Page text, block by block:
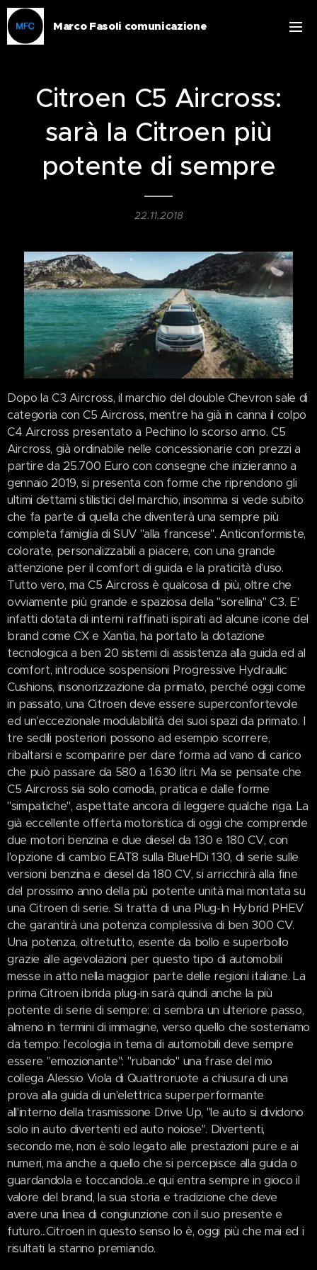
Marco Fasoli comunicazione
Citroen C5 Aircross:
sarà la Citroen più
potente di sempre
22.11.2018
Dopo la C3 Aircross, il marchio del double Chevron sale di
categoria con C5 Aircross, mentre ha già in canna il colpo
C4 Aircross presentato a Pechino lo scorso anno. C5
Aircross, già ordinabile nelle concessionarie con prezzi a
partire da 25.700 Euro con consegne che inizieranno a
gennaio 2019, si presenta con forme che riprendono gli
ultimi dettami stilistici del marchio, insomma si vede subito
che fa parte di quella che diventerà una sempre più
completa famiglia di SUV "alla francese". Anticonformiste,
colorate, personalizzabili a piacere, con una grande
attenzione per il comfort di guida e la praticità d'uso.
Tutto vero, ma C5 Aircross è qualcosa di più, oltre che
ovviamente più grande e spaziosa della "sorellina" C3. E'
infatti dotata di interni raffinati ispirati ad alcune icone del
brand come CX e Xantia, ha portato la dotazione
tecnologica a ben 20 sistemi di assistenza alla guida ed al
comfort, introduce sospensioni Progressive Hydraulic
Cushions, insonorizzazione da primato, perché oggi come
in passato, una Citroen deve essere superconfortevole
ed un'eccezionale modulabilità dei suoi spazi da primato. I
tre sedili posteriori possono ad esempio scorrere,
ribaltarsi e scomparire per dare forma ad vano di carico
che può passare da 580 a 1.630 litri. Ma se pensate che
C5 Aircross sia solo comoda, pratica e dalle forme
"simpatiche", aspettate ancora di leggere qualche riga. La
già eccellente offerta motoristica di oggi che comprende
due motori benzina e due diesel da 130 e 180 CV, con
l'opzione di cambio EAT8 sulla BlueHDi 130, di serie sulle
versioni benzina e diesel da 180 CV, si arricchirà alla fine
del prossimo anno della più potente unità mai montata su
una Citroen di serie. Si tratta di una Plug-In Hybrid PHEV
che garantirà una potenza complessiva di ben 300 CV.
Una potenza, oltretutto, esente da bollo e superbollo
grazie alle agevolazioni per questo tipo di automobili
messe in atto nella maggior parte delle regioni italiane. La
prima Citroen ibrida plug-in sarà quindi anche la più
potente di serie di sempre: ci sembra un ulteriore passo,
almeno in termini di immagine, verso quello che sosteniamo
da tempo: l'ecologia in tema di automobili deve sempre
essere "emozionante": "rubando" una frase del mio
collega Alessio Viola di Quattroruote a chiusura di una
prova alla guida di un'elettrica superperformante
all'interno della trasmissione Drive Up, "le auto si dividono
solo in auto divertenti ed auto noiose". Divertenti,
secondo me, non è solo legato alle prestazioni pure e ai
numeri, ma anche a quello che si percepisce alla guida o
guardandola e toccandola...e qui entra sempre in gioco il
valore del brand, la sua storia e tradizione che deve
avere una linea di congiunzione con il suo presente e
futuro...Citroen in questo senso lo è, oggi più che mai ed i
risultati la stanno premiando.